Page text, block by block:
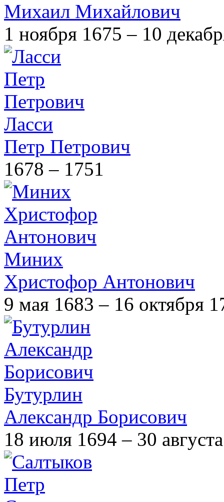
Михаил Михайлович
1 ноября 1675 – 10
Ласси
Петр Петрович
1678 – 1751
Миних
Христофор Антонович
9 мая 1683 – 16 октября
Бутурлин
Александр Борисович
18 июля 1694 – 30